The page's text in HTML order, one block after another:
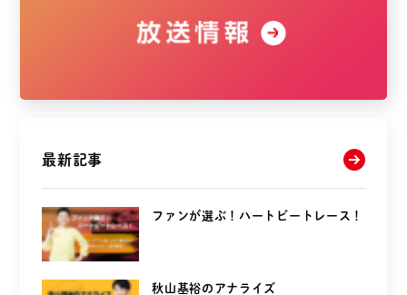
最新記事
ファンが選ぶ！ハートビートレース！
秋山基裕のアナライズ